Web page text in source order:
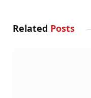
Related Posts